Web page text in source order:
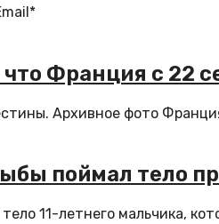
Франция с 22
Архивное фото
поймал тело
11-летнего мальчика,